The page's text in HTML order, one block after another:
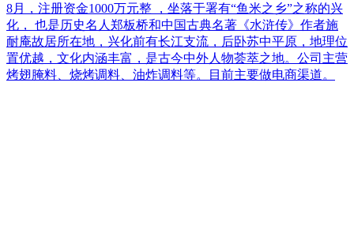
8月，注册资金1000万元整 ，坐落于署有“鱼米之乡”之称的兴
化， 也是历史名人郑板桥和中国古典名著《水浒传》作者施
耐庵故居所在地，兴化前有长江支流，后卧苏中平原，地理位
置优越，文化内涵丰富，是古今中外人物荟萃之地。公司主营
烤翅腌料、烧烤调料、油炸调料等。目前主要做电商渠道。